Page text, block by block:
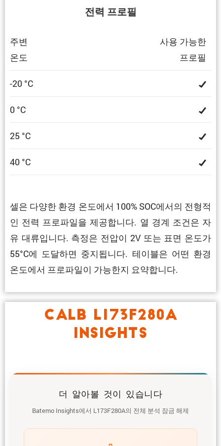
전력 프로필
주변
온도
사용 가능한
프로필
-20 °C
0 °C
25 °C
40 °C
셀은 다양한 환경 온도에서 100% SOC에서의 전형적
인 전력 프로파일을 제공합니다. 열 경계 조건은 자
유 대류입니다. 측정은 전압이 2V 또는 표면 온도가
55°C에 도달하면 중지됩니다. 테이블은 어떤 환경
온도에서 프로파일이 가능한지 요약합니다.
CALB L173F280A
INSIGHTS
더 알아볼 것이 있습니다
Batemo Insights에서 L173F280A의 전체 분석 잠금 해제